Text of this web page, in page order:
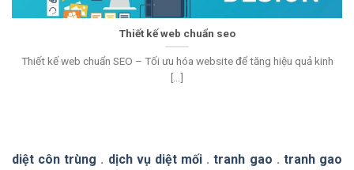
Thiết kế web chuẩn seo
Thiết kế web chuẩn SEO – Tối ưu hóa website để tăng hiệu quả kinh
[...]
diệt côn trùng . dịch vụ diệt mối .tranh gao . tranh gao